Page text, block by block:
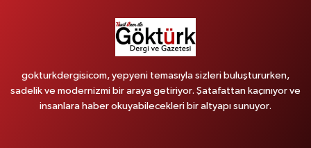
gokturkdergisicom, yepyeni temasıyla sizleri buluştururken,
sadelik ve modernizmi bir araya getiriyor. Şatafattan kaçınıyor ve
insanlara haber okuyabilecekleri bir altyapı sunuyor.